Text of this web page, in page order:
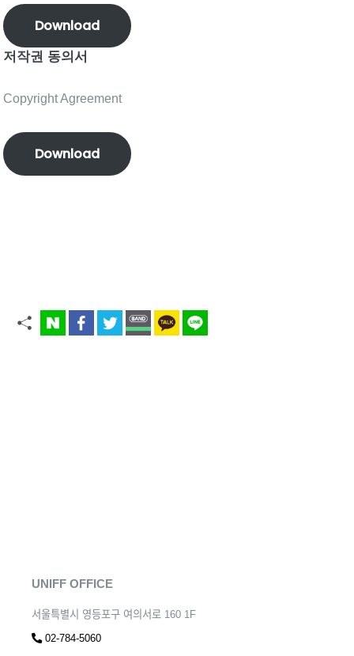
Download
저작권 동의서
Copyright Agreement
Download
UNIFF OFFICE
서울특별시 영등포구 여의서로 160 1F
02-784-5060